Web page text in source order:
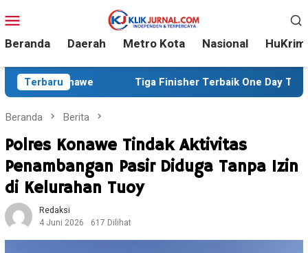
ke
kontenMobile
Beranda Daerah Metro Kota Nasional HuKrim
TerbaruTiga Finisher Terbaik One Day Trail Adventure
Beranda Berita
Polres Konawe Tindak Aktivitas
Penambangan Pasir Diduga Tanpa Izin
di Kelurahan Tuoy
Redaksi
4 Juni 2026
617 Dilihat